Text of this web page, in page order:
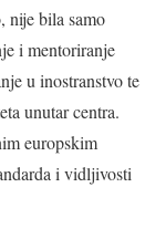
nije bila samo
i mentoriranje
u inostranstvo te
unutar centra.
europskim
i vidljivosti